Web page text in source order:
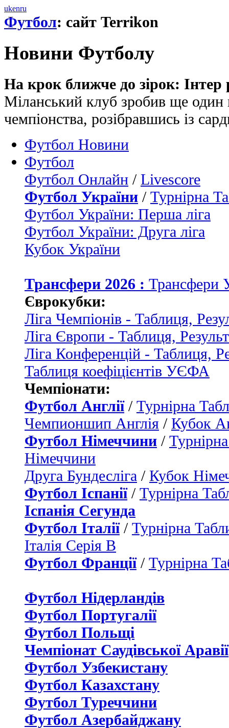
ukenru
Футбол: сайт Terrikon
Новини Футболу
На крок ближче до зірок: Інтер
Міланський клуб зробив ще один
чемпіонства, розібравшись із
Футбол Новини
Футбол
Футбол Онлайн / Livescore
Футбол України / Турнірна
Футбол України: Перша ліга
Футбол України: Друга ліга
Кубок України
Трансфери 2026 : Трансфери
Єврокубки:
Ліга Чемпіонів - Таблиця,
Ліга Європи - Таблиця,
Ліга Конференцій - Таблиця,
Таблиця коефіцієнтів УЄФА
Чемпіонати:
Футбол Англії/ Турнірна
Чемпионшип Англія / Кубок
Футбол Німеччини /
Німеччини
Друга Бундесліга / Кубок
Футбол Іспанії/ Турнірна
Іспанія Сегунда
Футбол Італії/ Турнірна
Італія Серія B
Футбол Франції/ Турнірна
Футбол Нідерландiв
Футбол Португалії
Футбол Польщі
Чемпіонат Саудівської Аравії
Футбол Узбекистану
Футбол Казахстану
Футбол Туреччини
Футбол Азербайджану